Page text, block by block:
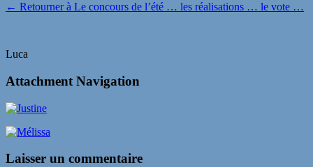
← Retourner à Le concours de l’été … les réalisations … le vote …
Luca
Attachment Navigation
Laisser un commentaire